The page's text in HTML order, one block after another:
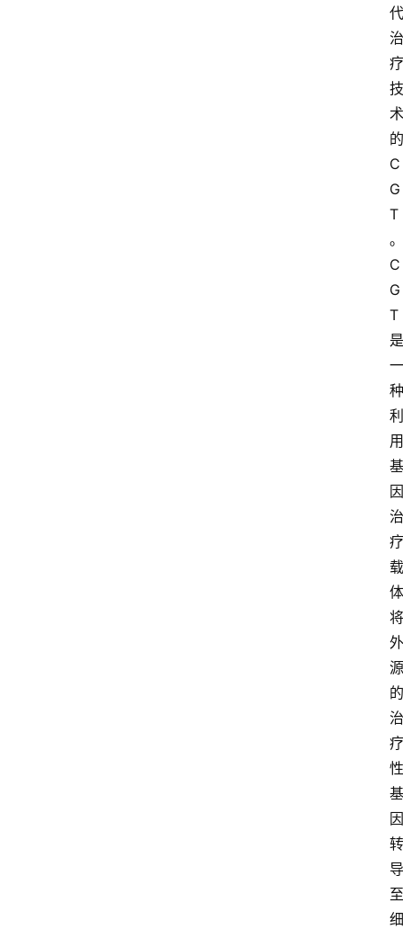
代
治
疗
技
术
的
C
G
T
。
C
G
T
是
一
种
利
用
基
因
治
疗
载
体
将
外
源
的
治
疗
性
基
因
转
导
至
细